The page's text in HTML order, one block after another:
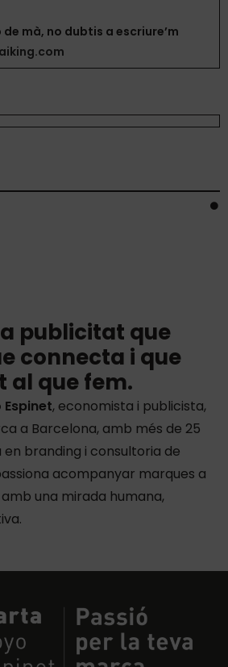
mà, no dubtis a escriure’m
publicitat que
connecta i que
al que fem.
, economista i publicista,
a Barcelona, amb més de 25
en branding i consultoria de
acompanyar marques a
una mirada humana,